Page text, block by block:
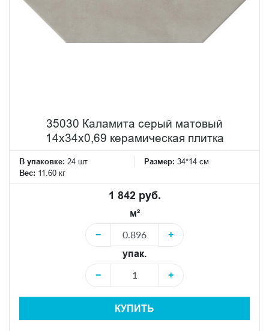
35030 Каламита серый матовый
14x34x0,69 керамическая плитка
В упаковке: 24 шт Размер: 34*14 см
Вес: 11.60 кг
1 842 руб.
м²
−
+
упак.
−
+
КУПИТЬ